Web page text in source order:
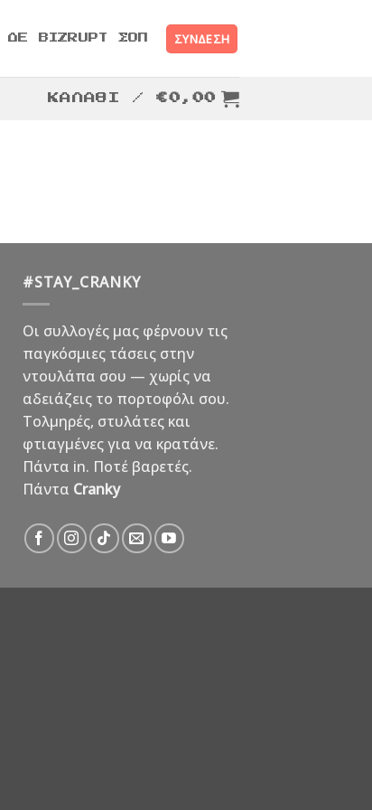
ΔΕ BIZRUPT ΣΟΠ ΣΎΝΔΕΣΗ
ΚΑΛΆΘΙ /€0,00
#STAY_CRANKY
Οι συλλογές μας φέρνουν τις
παγκόσμιες τάσεις στην
ντουλάπα σου — χωρίς να
αδειάζεις το πορτοφόλι σου.
Τολμηρές, στυλάτες και
φτιαγμένες για να κρατάνε.
Πάντα in. Ποτέ βαρετές.
Πάντα Cranky